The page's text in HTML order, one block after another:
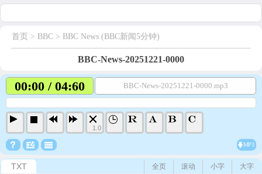
首页 > BBC > BBC News (BBC新闻5分钟)
BBC-News-20251221-0000
00:00 / 04:60 BBC-News-20251221-0000.mp3
1.0
MP3
TXT 大字
小字
滚动
全页